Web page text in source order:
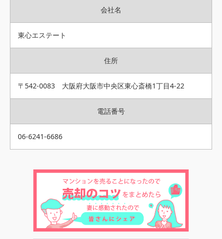
掲載受付窓口はこちら
会社名
東心エステート
住所
〒542-0083 大阪府大阪市中央区東心斎橋1丁目4-22
電話番号
06-6241-6686